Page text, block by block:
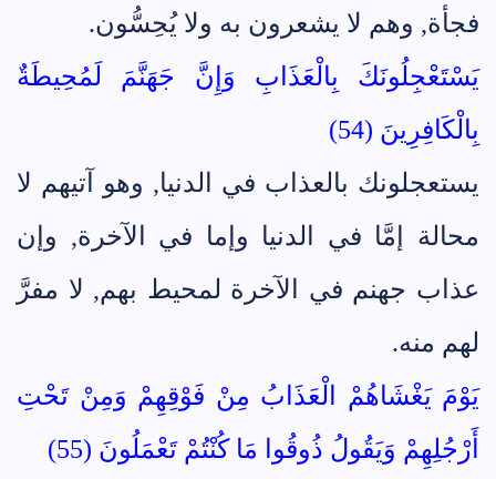
فجأة, وهم لا يشعرون به ولا يُحِسُّون.
يَسْتَعْجِلُونَكَ بِالْعَذَابِ وَإِنَّ جَهَنَّمَ لَمُحِيطَةٌ
بِالْكَافِرِينَ (54)
يستعجلونك بالعذاب في الدنيا, وهو آتيهم لا
محالة إمَّا في الدنيا وإما في الآخرة, وإن
عذاب جهنم في الآخرة لمحيط بهم, لا مفرَّ
لهم منه.
يَوْمَ يَغْشَاهُمْ الْعَذَابُ مِنْ فَوْقِهِمْ وَمِنْ تَحْتِ
أَرْجُلِهِمْ وَيَقُولُ ذُوقُوا مَا كُنْتُمْ تَعْمَلُونَ (55)